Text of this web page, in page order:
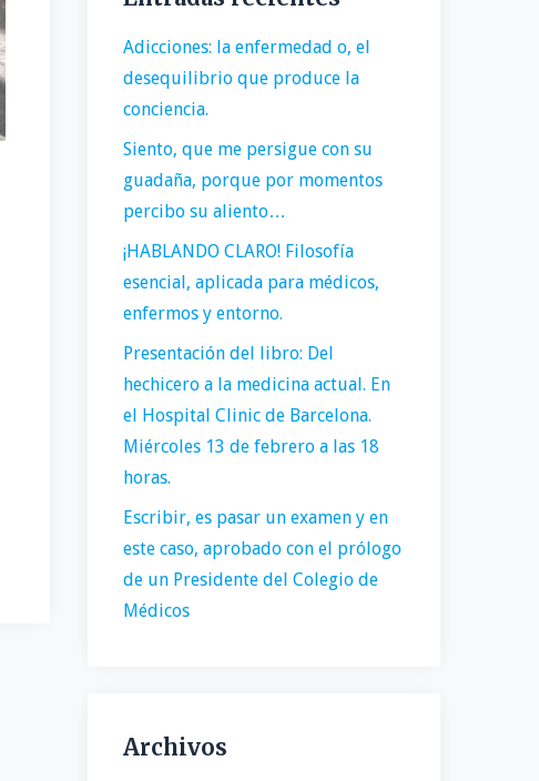
Adicciones: la enfermedad o, el
desequilibrio que produce la
conciencia.
Siento, que me persigue con su
guadaña, porque por momentos
percibo su aliento…
¡HABLANDO CLARO! Filosofía
esencial, aplicada para médicos,
enfermos y entorno.
Presentación del libro: Del
hechicero a la medicina actual. En
el Hospital Clinic de Barcelona.
Miércoles 13 de febrero a las 18
horas.
Escribir, es pasar un examen y en
este caso, aprobado con el prólogo
de un Presidente del Colegio de
Médicos
Archivos